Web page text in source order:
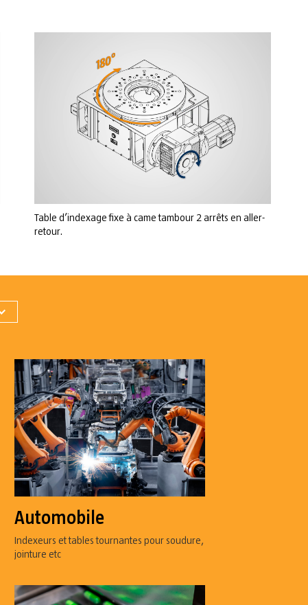
Table d’indexage fixe à came tambour 2 arrêts en aller-
retour.
Automobile
Indexeurs et tables tournantes pour soudure,
jointure etc